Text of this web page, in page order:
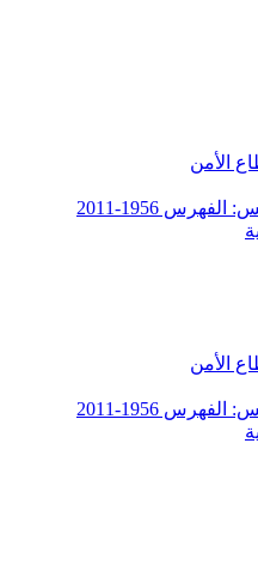
الأمن
1956-2011
الأمن
1956-2011